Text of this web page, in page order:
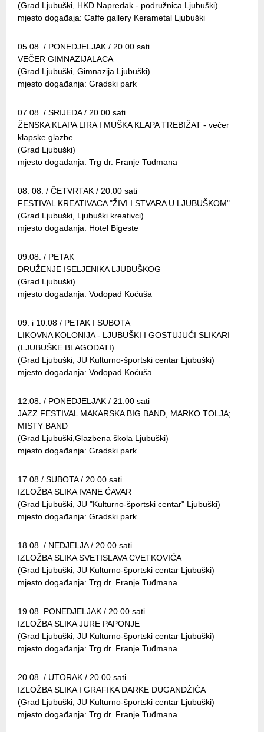
(Grad Ljubuški, HKD Napredak - podružnica Ljubuški)
mjesto događaja: Caffe gallery Kerametal Ljubuški
05.08. / PONEDJELJAK / 20.00 sati
VEČER GIMNAZIJALACA
(Grad Ljubuški, Gimnazija Ljubuški)
mjesto događanja: Gradski park
07.08. / SRIJEDA / 20.00 sati
ŽENSKA KLAPA LIRA I MUŠKA KLAPA TREBIŽAT - večer
klapske glazbe
(Grad Ljubuški)
mjesto događanja: Trg dr. Franje Tuđmana
08. 08. / ČETVRTAK / 20.00 sati
FESTIVAL KREATIVACA "ŽIVI I STVARA U LJUBUŠKOM"
(Grad Ljubuški, Ljubuški kreativci)
mjesto događanja: Hotel Bigeste
09.08. / PETAK
DRUŽENJE ISELJENIKA LJUBUŠKOG
(Grad Ljubuški)
mjesto događanja: Vodopad Koćuša
09. i 10.08 / PETAK I SUBOTA
LIKOVNA KOLONIJA - LJUBUŠKI I GOSTUJUĆI SLIKARI
(LJUBUŠKE BLAGODATI)
(Grad Ljubuški, JU Kulturno-športski centar Ljubuški)
mjesto događanja: Vodopad Koćuša
12.08. / PONEDJELJAK / 21.00 sati
JAZZ FESTIVAL MAKARSKA BIG BAND, MARKO TOLJA;
MISTY BAND
(Grad Ljubuški,Glazbena škola Ljubuški)
mjesto događanja: Gradski park
17.08 / SUBOTA / 20.00 sati
IZLOŽBA SLIKA IVANE ĆAVAR
(Grad Ljubuški, JU "Kulturno-športski centar" Ljubuški)
mjesto događanja: Gradski park
18.08. / NEDJELJA / 20.00 sati
IZLOŽBA SLIKA SVETISLAVA CVETKOVIĆA
(Grad Ljubuški, JU Kulturno-športski centar Ljubuški)
mjesto događanja: Trg dr. Franje Tuđmana
19.08. PONEDJELJAK / 20.00 sati
IZLOŽBA SLIKA JURE PAPONJE
(Grad Ljubuški, JU Kulturno-športski centar Ljubuški)
mjesto događanja: Trg dr. Franje Tuđmana
20.08. / UTORAK / 20.00 sati
IZLOŽBA SLIKA I GRAFIKA DARKE DUGANDŽIĆA
(Grad Ljubuški, JU Kulturno-športski centar Ljubuški)
mjesto događanja: Trg dr. Franje Tuđmana